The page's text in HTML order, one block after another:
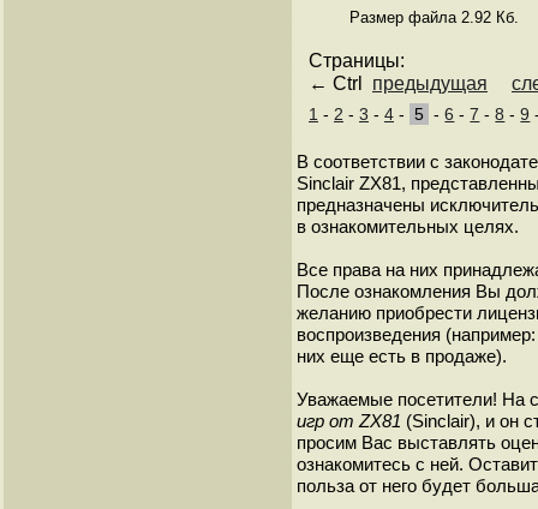
Размер файла 2.92 Кб.
Страницы:
← Ctrl предыдущая
1 - 2 - 3 - 4 - 5 -6 -7 -8 -9
В соответствии с
Sinclair ZX81,
предназначены
в ознакомительных целях.
Все права на них
После ознакомления Вы
желанию приобрести
воспроизведения
них еще есть в продаже).
Уважаемые посетители! На
игр от ZX81 (Sinclair), и он
просим Вас выставлять
ознакомитесь с ней.
польза от него будет